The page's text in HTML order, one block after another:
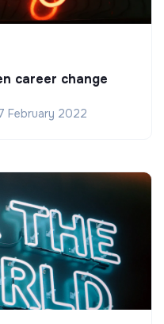
career change
February 2022